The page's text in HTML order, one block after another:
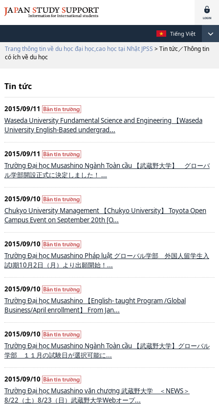
Tiếng Việt
Trang thông tin về du học đại học,cao học tại Nhật JPSS > Tin tức／Thông tin
có ích về du học
Tin tức
2015/09/11
Waseda University Fundamental Science and Engineering 【Waseda
University English-Based undergrad...
2015/09/11
Trường Đại học Musashino Ngành Toàn cầu 【武蔵野大学】 グローバ
ル学部開設正式に決定しました！ ...
2015/09/10
Chukyo University Management 【Chukyo University】 Toyota Open
Campus Event on September 20th [O...
2015/09/10
Trường Đại học Musashino Pháp luật グローバル学部 外国人留学生入
試Ⅰ期10月2日（月）より出願開始！...
2015/09/10
Trường Đại học Musashino 【English- taught Program /Global
Business/April enrollment】 From Jan...
2015/09/10
Trường Đại học Musashino Ngành Toàn cầu 【武蔵野大学】グローバル
学部 １１月の試験日が選択可能に...
2015/09/10
Trường Đại học Musashino văn chương 武蔵野大学 ＜NEWS＞
8/22（土）8/23（日）武蔵野大学Webオープ...